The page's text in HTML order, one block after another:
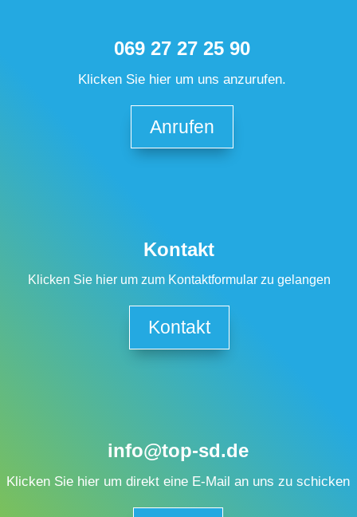
069 27 27 25 90
Klicken Sie hier um uns anzurufen.
Anrufen
Kontakt
Klicken Sie hier um zum Kontaktformular zu gelangen
Kontakt
info@top-sd.de
Klicken Sie hier um direkt eine E-Mail an uns zu schicken